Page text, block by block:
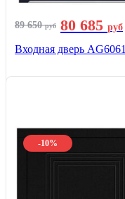
89 650руб 80 685 руб
Входная дверь AG6061
-10%